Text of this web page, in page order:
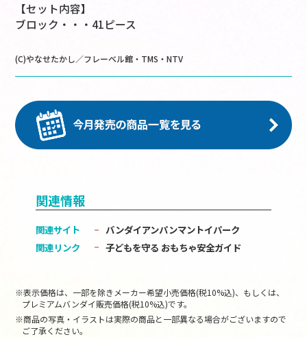
【セット内容】
ブロック・・・41ピース
(C)やなせたかし／フレーベル館・TMS・NTV
関連情報
関連サイト
バンダイアンパンマントイパーク
関連リンク
子どもを守る おもちゃ安全ガイド
※表示価格は、一部を除きメーカー希望小売価格(税10%込)、もしくは、
プレミアムバンダイ販売価格(税10%込)です。
※商品の写真・イラストは実際の商品と一部異なる場合がございますので
ご了承ください。